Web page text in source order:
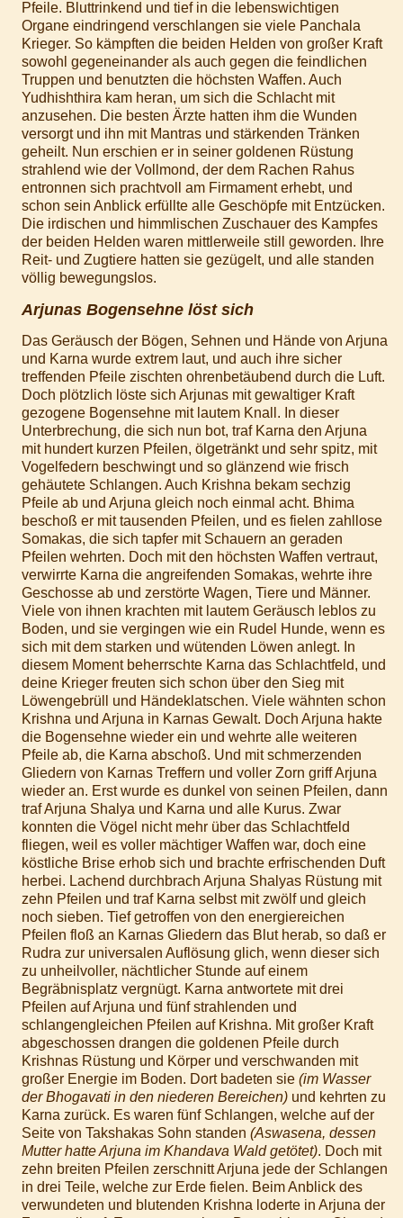
Pfeile. Bluttrinkend und tief in die lebenswichtigen
Organe eindringend verschlangen sie viele Panchala
Krieger. So kämpften die beiden Helden von großer Kraft
sowohl gegeneinander als auch gegen die feindlichen
Truppen und benutzten die höchsten Waffen. Auch
Yudhishthira kam heran, um sich die Schlacht mit
anzusehen. Die besten Ärzte hatten ihm die Wunden
versorgt und ihn mit Mantras und stärkenden Tränken
geheilt. Nun erschien er in seiner goldenen Rüstung
strahlend wie der Vollmond, der dem Rachen Rahus
entronnen sich prachtvoll am Firmament erhebt, und
schon sein Anblick erfüllte alle Geschöpfe mit Entzücken.
Die irdischen und himmlischen Zuschauer des Kampfes
der beiden Helden waren mittlerweile still geworden. Ihre
Reit- und Zugtiere hatten sie gezügelt, und alle standen
völlig bewegungslos.
Arjunas Bogensehne löst sich
Das Geräusch der Bögen, Sehnen und Hände von Arjuna
und Karna wurde extrem laut, und auch ihre sicher
treffenden Pfeile zischten ohrenbetäubend durch die Luft.
Doch plötzlich löste sich Arjunas mit gewaltiger Kraft
gezogene Bogensehne mit lautem Knall. In dieser
Unterbrechung, die sich nun bot, traf Karna den Arjuna
mit hundert kurzen Pfeilen, ölgetränkt und sehr spitz, mit
Vogelfedern beschwingt und so glänzend wie frisch
gehäutete Schlangen. Auch Krishna bekam sechzig
Pfeile ab und Arjuna gleich noch einmal acht. Bhima
beschoß er mit tausenden Pfeilen, und es fielen zahllose
Somakas, die sich tapfer mit Schauern an geraden
Pfeilen wehrten. Doch mit den höchsten Waffen vertraut,
verwirrte Karna die angreifenden Somakas, wehrte ihre
Geschosse ab und zerstörte Wagen, Tiere und Männer.
Viele von ihnen krachten mit lautem Geräusch leblos zu
Boden, und sie vergingen wie ein Rudel Hunde, wenn es
sich mit dem starken und wütenden Löwen anlegt. In
diesem Moment beherrschte Karna das Schlachtfeld, und
deine Krieger freuten sich schon über den Sieg mit
Löwengebrüll und Händeklatschen. Viele wähnten schon
Krishna und Arjuna in Karnas Gewalt. Doch Arjuna hakte
die Bogensehne wieder ein und wehrte alle weiteren
Pfeile ab, die Karna abschoß. Und mit schmerzenden
Gliedern von Karnas Treffern und voller Zorn griff Arjuna
wieder an. Erst wurde es dunkel von seinen Pfeilen, dann
traf Arjuna Shalya und Karna und alle Kurus. Zwar
konnten die Vögel nicht mehr über das Schlachtfeld
fliegen, weil es voller mächtiger Waffen war, doch eine
köstliche Brise erhob sich und brachte erfrischenden Duft
herbei. Lachend durchbrach Arjuna Shalyas Rüstung mit
zehn Pfeilen und traf Karna selbst mit zwölf und gleich
noch sieben. Tief getroffen von den energiereichen
Pfeilen floß an Karnas Gliedern das Blut herab, so daß er
Rudra zur universalen Auflösung glich, wenn dieser sich
zu unheilvoller, nächtlicher Stunde auf einem
Begräbnisplatz vergnügt. Karna antwortete mit drei
Pfeilen auf Arjuna und fünf strahlenden und
schlangengleichen Pfeilen auf Krishna. Mit großer Kraft
abgeschossen drangen die goldenen Pfeile durch
Krishnas Rüstung und Körper und verschwanden mit
großer Energie im Boden. Dort badeten sie (im Wasser
der Bhogavati in den niederen Bereichen) und kehrten zu
Karna zurück. Es waren fünf Schlangen, welche auf der
Seite von Takshakas Sohn standen (Aswasena, dessen
Mutter hatte Arjuna im Khandava Wald getötet). Doch mit
zehn breiten Pfeilen zerschnitt Arjuna jede der Schlangen
in drei Teile, welche zur Erde fielen. Beim Anblick des
verwundeten und blutenden Krishna loderte in Arjuna der